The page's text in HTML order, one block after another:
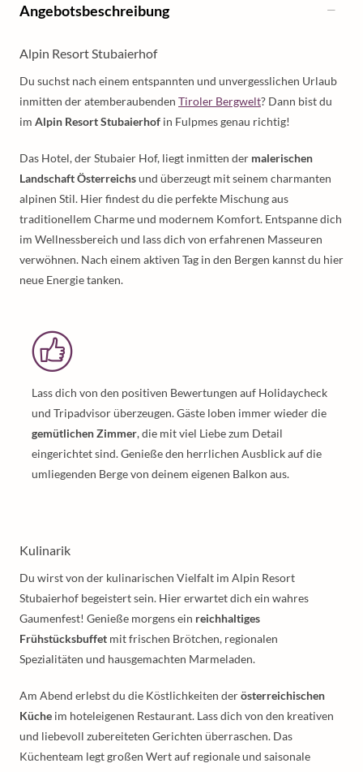
Angebotsbeschreibung
Alpin Resort Stubaierhof
Du suchst nach einem entspannten und unvergesslichen Urlaub
inmitten der atemberaubenden Tiroler Bergwelt? Dann bist du
im Alpin Resort Stubaierhof in Fulpmes genau richtig!
Das Hotel, der Stubaier Hof, liegt inmitten der malerischen
Landschaft Österreichsund überzeugt mit seinem charmanten
alpinen Stil. Hier findest du die perfekte Mischung aus
traditionellem Charme und modernem Komfort. Entspanne dich
im Wellnessbereich und lass dich von erfahrenen Masseuren
verwöhnen. Nach einem aktiven Tag in den Bergen kannst du hier
neue Energie tanken.
Lass dich von den positiven Bewertungen auf Holidaycheck
und Tripadvisor überzeugen. Gäste loben immer wieder die
gemütlichen Zimmer, die mit viel Liebe zum Detail
eingerichtet sind. Genieße den herrlichen Ausblick auf die
umliegenden Berge von deinem eigenen Balkon aus.
Kulinarik
Du wirst von der kulinarischen Vielfalt im Alpin Resort
Stubaierhof begeistert sein. Hier erwartet dich ein wahres
Gaumenfest! Genieße morgens ein reichhaltiges
Frühstücksbuffet mit frischen Brötchen, regionalen
Spezialitäten und hausgemachten Marmeladen.
Am Abend erlebst du die Köstlichkeiten derösterreichischen
Küche im hoteleigenen Restaurant. Lass dich von den kreativen
und liebevoll zubereiteten Gerichten überraschen. Das
Küchenteam legt großen Wert auf regionale und saisonale